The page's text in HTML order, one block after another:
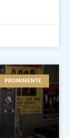
PROMINENTE